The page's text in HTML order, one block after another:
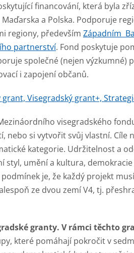
financování, která byla
a Polska. Podporuje
regiony, především Západním
partnerství. Fond poskytuje
společné (nejen výzkumné)
i zapojení občanů.
Visegradský grant+,
visegradského
nebo si vytvořit svůj vlastní. Cíle
kategorie. Udržitelnost a
styl, umění a kultura, demokracie
je, že každý projekt
ze dvou zemí V4, tj.
granty. V rámci těchto
které pomáhají pokročit v